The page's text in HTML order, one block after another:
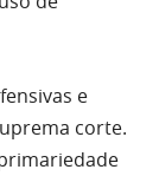
e
corte.